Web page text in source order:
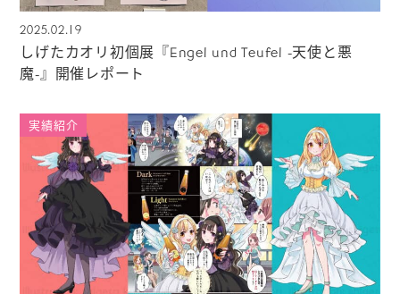
2025.02.19
しげたカオリ初個展『Engel und Teufel -天使と悪
魔-』開催レポート
実績紹介